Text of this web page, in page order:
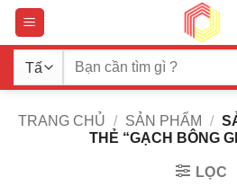
Bỏ
qua
nội
dung
Tìm
TRANG CHỦ / SẢN PHẨM /
THẺ “GẠCH BÔNG
LỌC